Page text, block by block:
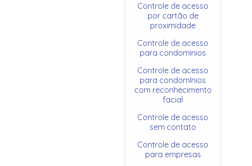
Controle de acesso
por cartão de
proximidade
Controle de acesso
para condominios
Controle de acesso
para condomínios
com reconhecimento
facial
Controle de acesso
sem contato
Controle de acesso
para empresas